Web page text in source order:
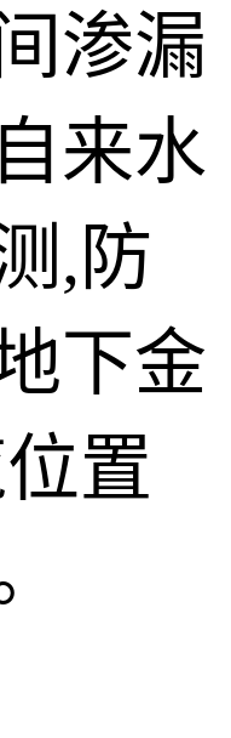
渗漏
来水
,防
下金
置